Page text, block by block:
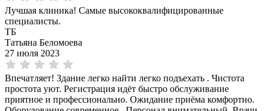
Лучшая клиника! Самые высококвалифицированные
специалисты.
ТБ
Татьяна Беломоева
27 июля 2023
Впечатляет! Здание легко найти легко подъехать . Чистота
простота уют. Регистрация идёт быстро обслуживание
приятное и профессионально. Ожидание приёма комфортно.